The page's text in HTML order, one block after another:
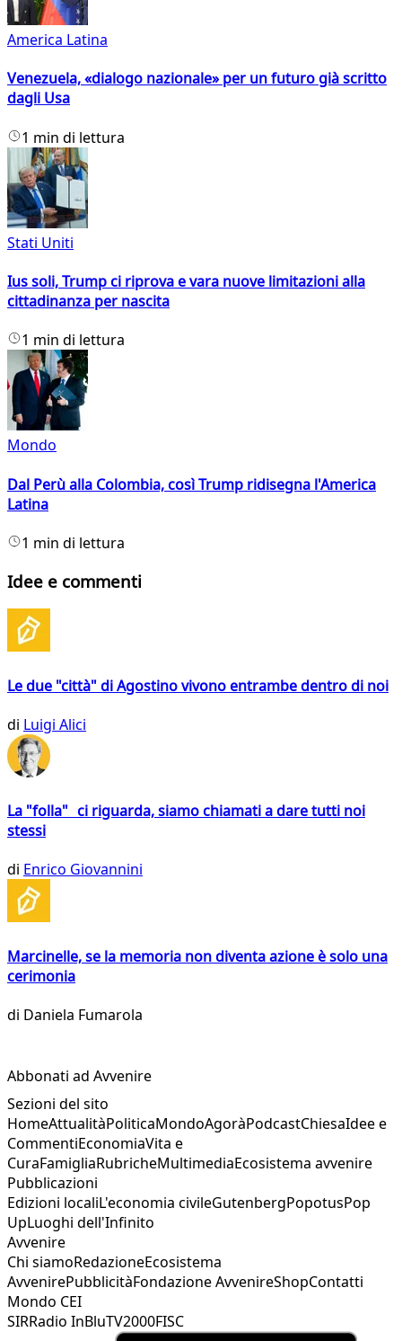
America Latina
Venezuela, «dialogo nazionale» per un futuro già scritto
dagli Usa
1 min di lettura
Stati Uniti
Ius soli, Trump ci riprova e vara nuove limitazioni alla
cittadinanza per nascita
1 min di lettura
Mondo
Dal Perù alla Colombia, così Trump ridisegna l'America
Latina
1 min di lettura
Idee e commenti
Le due "città" di Agostino vivono entrambe dentro di noi
di Luigi Alici
La "folla" ci riguarda, siamo chiamati a dare tutti noi
stessi
di Enrico Giovannini
Marcinelle, se la memoria non diventa azione è solo una
cerimonia
di Daniela Fumarola
Abbonati ad Avvenire
Sezioni del sito
HomeAttualitàPoliticaMondoAgoràPodcastChiesaIdee e
CommentiEconomiaVita e
CuraFamigliaRubricheMultimediaEcosistema avvenire
Pubblicazioni
Edizioni localiL'economia civileGutenbergPopotusPop
UpLuoghi dell'Infinito
Avvenire
Chi siamoRedazioneEcosistema
AvvenirePubblicitàFondazione AvvenireShopContatti
Mondo CEI
SIRRadio InBluTV2000FISC